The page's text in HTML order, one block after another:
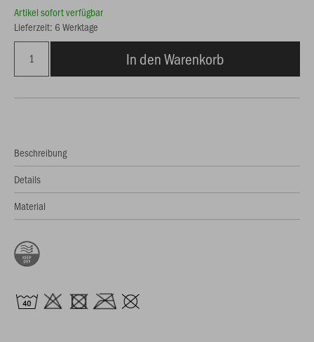
Artikel sofort verfügbar
Lieferzeit: 6 Werktage
In den Warenkorb
Beschreibung
Details
Material